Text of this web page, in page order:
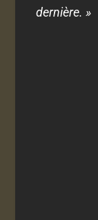
dernière. »